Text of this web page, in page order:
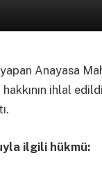
Anayasa
ihlal
ilgili hükmü: